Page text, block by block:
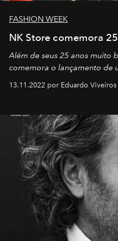
FASHION WEEK
NK Store comemora
Além de seus 25 anos muito
comemora o lançamento de
13.11.2022 por Eduardo Viveiros